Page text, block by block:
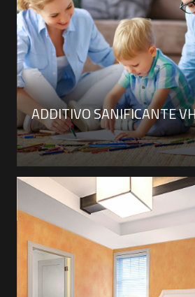
ADDITIVO SANIFICANTE